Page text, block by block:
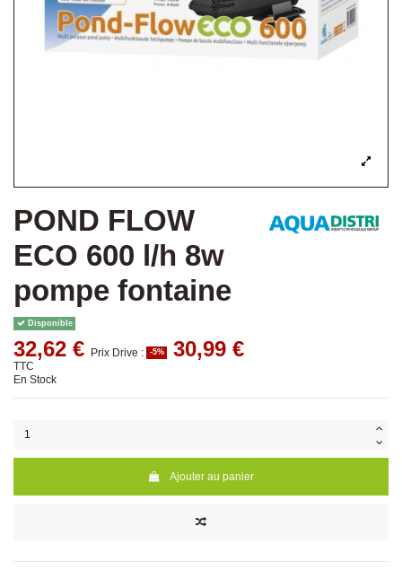
POND FLOW
ECO 600 l/h 8w
pompe fontaine
Disponible
32,62 € Prix Drive : -5% 30,99 €
TTC
En Stock
Ajouter au panier